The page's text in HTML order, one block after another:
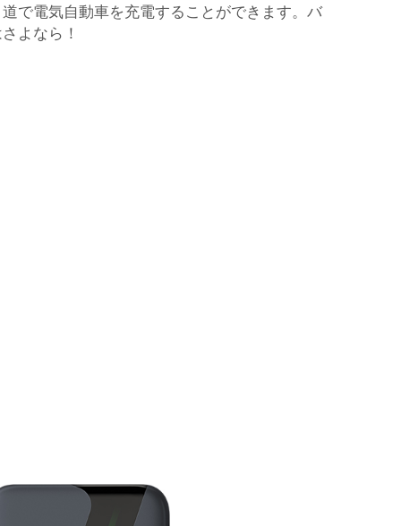
で電気自動車を充電することができます。バ
よなら！